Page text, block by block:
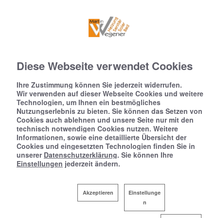
Diese Webseite verwendet Cookies
Ihre Zustimmung können Sie jederzeit widerrufen.
Wir verwenden auf dieser Webseite Cookies und weitere
Technologien, um Ihnen ein bestmögliches
Nutzungserlebnis zu bieten. Sie können das Setzen von
Cookies auch ablehnen und unsere Seite nur mit den
technisch notwendigen Cookies nutzen. Weitere
Informationen, sowie eine detaillierte Übersicht der
Cookies und eingesetzten Technologien finden Sie in
unserer Datenschutzerklärung. Sie können Ihre
Einstellungen jederzeit ändern.
Akzeptieren
Einstellunge
n